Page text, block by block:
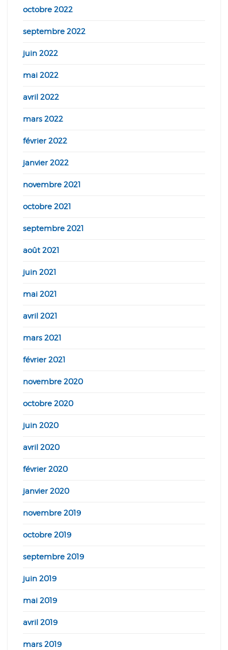
octobre 2022
septembre 2022
juin 2022
mai 2022
avril 2022
mars 2022
février 2022
janvier 2022
novembre 2021
octobre 2021
septembre 2021
août 2021
juin 2021
mai 2021
avril 2021
mars 2021
février 2021
novembre 2020
octobre 2020
juin 2020
avril 2020
février 2020
janvier 2020
novembre 2019
octobre 2019
septembre 2019
juin 2019
mai 2019
avril 2019
mars 2019